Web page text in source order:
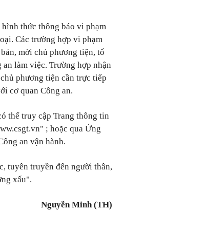
thức thông báo vi phạm
Các trường hợp vi phạm
mời chủ phương tiện, tổ
làm việc. Trường hợp nhận
phương tiện cần trực tiếp
cơ quan Công an.
thể truy cập Trang thông tin
; hoặc qua Ứng
an vận hành.
tuyên truyền đến người thân,
xấu".
Nguyễn Minh (TH)